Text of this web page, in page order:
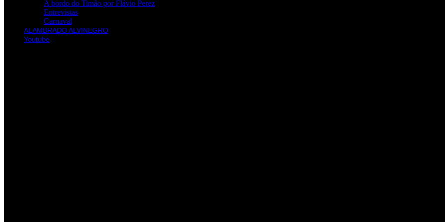
A bordo do Timão por Flávio Perez
Entrevistas
Carnaval
ALAMBRADO ALVINEGRO
Youtube